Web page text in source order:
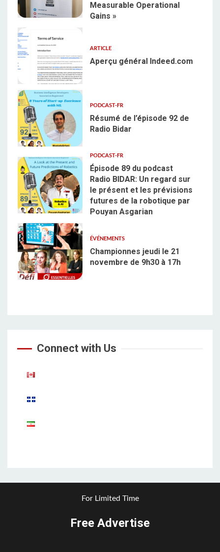
1
Measurable Operational
Gains »
ARTICLE
Aperçu général Indeed.com
3
PODCAST-FR
Résumé de l’épisode 92 de
Radio Bidar
4
PODCAST-FR
Épisode 89 du podcast
Radio BIDAR: Un regard sur
le présent et les prévisions
futures de la robotique par
Pouyan Asgarian
5
ÉVÉNEMENTS
Championnes jeudi le 21
novembre de 9h30 à 17h
Connect with Us
For Limited Time
Free Advertise